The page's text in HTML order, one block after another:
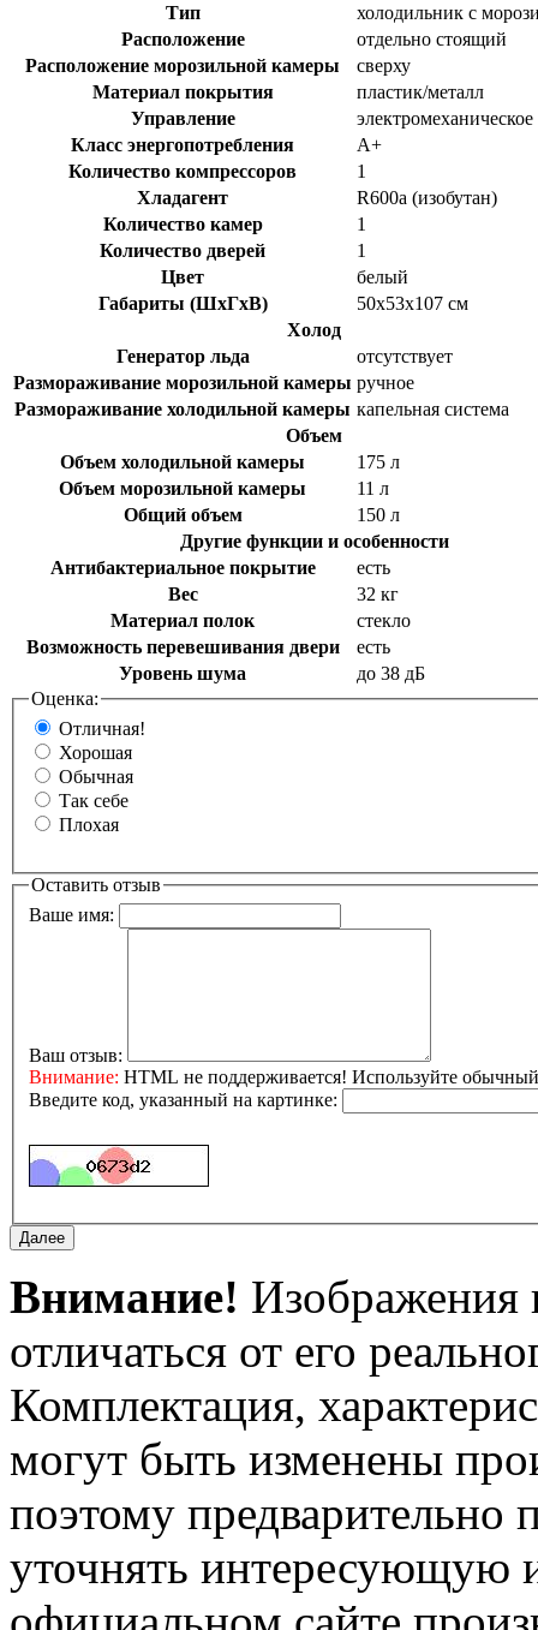
Тип
холодильник с
Расположение
отдельно стоящий
Расположение морозильной камеры
сверху
Материал покрытия
пластик/металл
Управление
электромеханическое
Класс энергопотребления
A+
Количество компрессоров
1
Хладагент
R600a (изобутан)
Количество камер
1
Количество дверей
1
Цвет
белый
Габариты (ШxГxВ)
50x53x107 см
Холод
Генератор льда
отсутствует
Размораживание морозильной камеры ручное
Размораживание холодильной камеры капельная система
Объем
Объем холодильной камеры
175 л
Объем морозильной камеры
11 л
Общий объем
150 л
Другие функции и особенности
Антибактериальное покрытие
есть
Вес
32 кг
Материал полок
стекло
Возможность перевешивания двери
есть
Уровень шума
до 38 дБ
Оценка:
Отличная!
Хорошая
Обычная
Так себе
Плохая
Оставить отзыв
Ваше имя:
Ваш отзыв:
Внимание: HTML не поддерживается! Используйте обычный
Введите код, указанный на картинке:
Внимание! Изображения
отличаться от его
Комплектация,
могут быть изменены
поэтому предварительно
уточнять интересующую